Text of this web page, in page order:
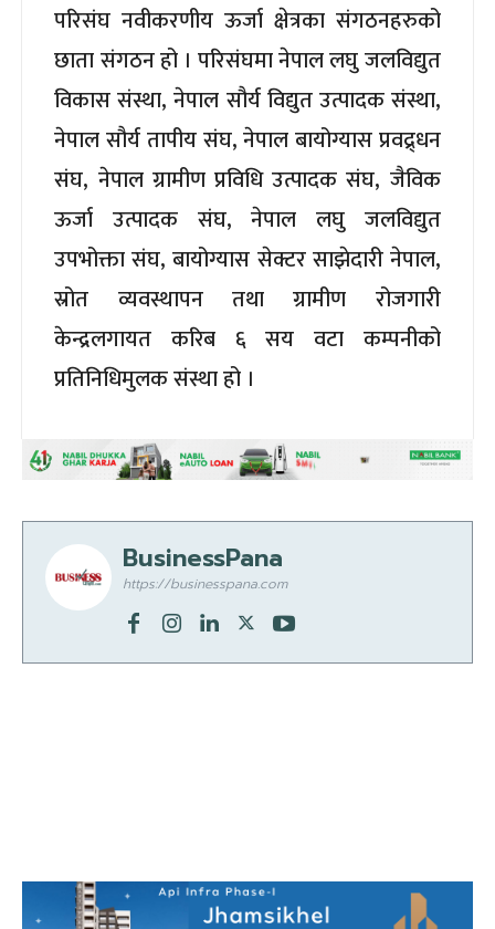
परिसंघ नवीकरणीय ऊर्जा क्षेत्रका संगठनहरुको
छाता संगठन हो । परिसंघमा नेपाल लघु जलविद्युत
विकास संस्था, नेपाल सौर्य विद्युत उत्पादक संस्था,
नेपाल सौर्य तापीय संघ, नेपाल बायोग्यास प्रवद्र्धन
संघ, नेपाल ग्रामीण प्रविधि उत्पादक संघ, जैविक
ऊर्जा उत्पादक संघ, नेपाल लघु जलविद्युत
उपभोक्ता संघ, बायोग्यास सेक्टर साझेदारी नेपाल,
स्रोत व्यवस्थापन तथा ग्रामीण रोजगारी
केन्द्रलगायत करिब ६ सय वटा कम्पनीको
प्रतिनिधिमुलक संस्था हो ।
BusinessPana
https://businesspana.com